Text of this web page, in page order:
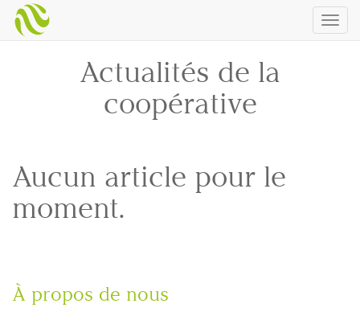
Actualités de la
coopérative
Aucun article pour le
moment.
À propos de nous